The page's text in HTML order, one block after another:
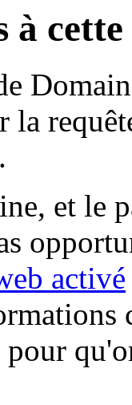
à
la
et le
activé